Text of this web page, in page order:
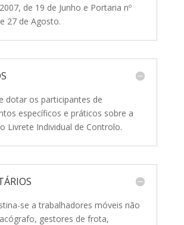
de 19 de Junho e Portaria nº
27 de Agosto.
dotar os participantes de
específicos e práticos sobre a
Livrete Individual de Controlo.
se a trabalhadores móveis não
gestores de frota,